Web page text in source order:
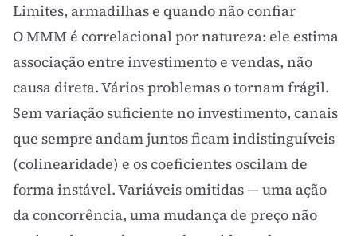
Limites, armadilhas e quando não confiar
O MMM é correlacional por natureza: ele estima
associação entre investimento e vendas, não
causa direta. Vários problemas o tornam frágil.
Sem variação suficiente no investimento, canais
que sempre andam juntos ficam indistinguíveis
(colinearidade) e os coeficientes oscilam de
forma instável. Variáveis omitidas — uma ação
da concorrência, uma mudança de preço não